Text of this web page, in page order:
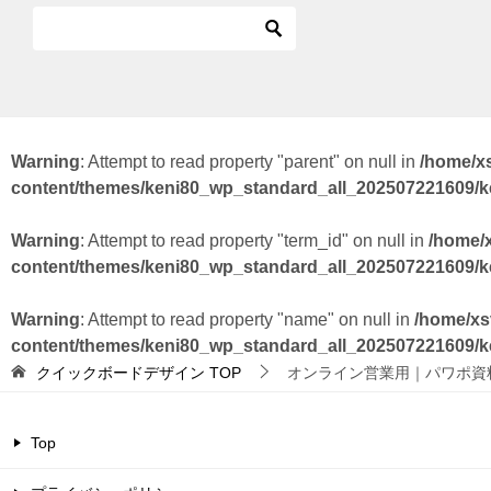
Warning: Attempt to read property "parent" on null in /home/
content/themes/keni80_wp_standard_all_202507221609/
Warning: Attempt to read property "term_id" on null in /home/
content/themes/keni80_wp_standard_all_202507221609/
Warning: Attempt to read property "name" on null in /home/
content/themes/keni80_wp_standard_all_202507221609/
クイックボードデザイン TOP オンライン営業用｜パワポ
Top